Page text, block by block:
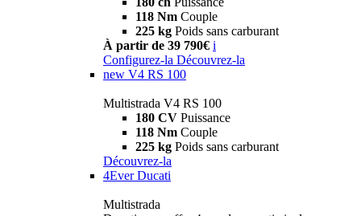
118 Nm Couple
225 kg Poids sans carburant
À partir de 39 790€ i
Configurez-la Découvrez-la
new V4 RS 100
Multistrada V4 RS 100
180 CV Puissance
118 Nm Couple
225 kg Poids sans carburant
Découvrez-la
4Ever Ducati
Multistrada